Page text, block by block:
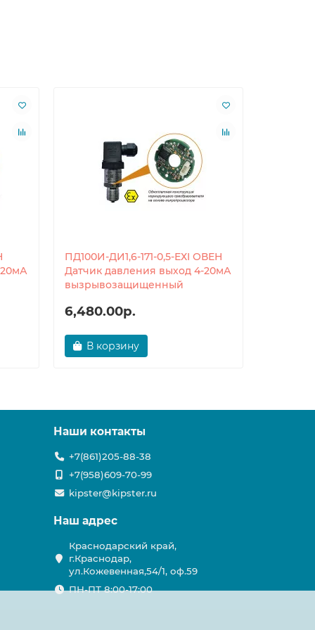
ПД100И-ДИ1,6-171-0,5-ЕХI ОВЕН
Датчик давления выход 4-20мА
вызрывозащищенный
6,480.00р.
В корзину
Наши контакты
+7(861)205-88-38
+7(958)609-70-99
kipster@kipster.ru
Наш адрес
Краснодарский край,
г.Краснодар,
ул.Кожевенная,54/1, оф.59
ПН-ПТ 8:00-17:00